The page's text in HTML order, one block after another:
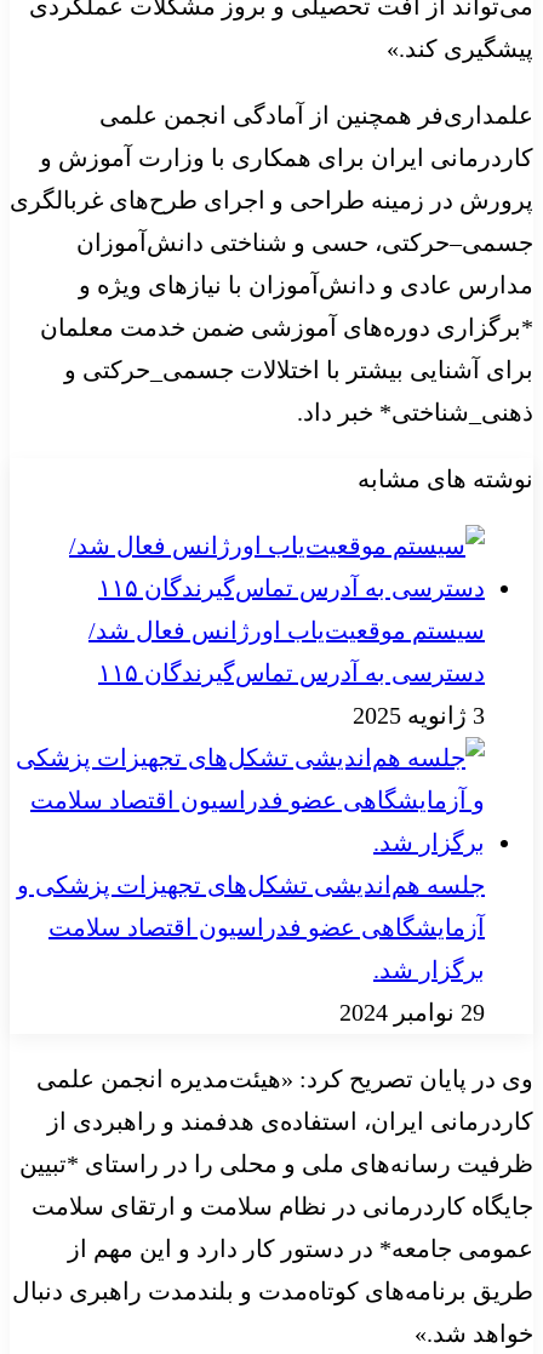
می‌تواند از افت تحصیلی و بروز مشکلات عملکردی
پیشگیری کند.»
علمداری‌فر همچنین از آمادگی انجمن علمی
کاردرمانی ایران برای همکاری با وزارت آموزش و
پرورش در زمینه‌ طراحی و اجرای طرح‌های غربالگری
جسمی–حرکتی، حسی و شناختی دانش‌آموزان
مدارس عادی و دانش‌آموزان با نیازهای ویژه و
*برگزاری دوره‌های آموزشی ضمن خدمت معلمان
برای آشنایی بیشتر با اختلالات جسمی_حرکتی و
ذهنی_شناختی* خبر داد.
نوشته های مشابه
سیستم موقعیت‌یاب اورژانس فعال شد/
دسترسی به آدرس تماس‌گیرندگان ۱۱۵
3 ژانویه 2025
جلسه هم‌اندیشی تشکل‌های تجهیزات پزشکی و
آزمایشگاهی عضو فدراسیون اقتصاد سلامت
برگزار شد.
29 نوامبر 2024
وی در پایان تصریح کرد: «هیئت‌مدیره انجمن علمی
کاردرمانی ایران، استفاده‌ی هدفمند و راهبردی از
ظرفیت رسانه‌های ملی و محلی را در راستای *تبیین
جایگاه کاردرمانی در نظام سلامت و ارتقای سلامت
عمومی جامعه* در دستور کار دارد و این مهم از
طریق برنامه‌های کوتاه‌مدت و بلندمدت راهبری دنبال
خواهد شد.»